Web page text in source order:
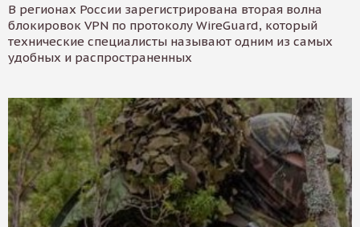
В регионах России зарегистрирована вторая волна
блокировок VPN по протоколу WireGuard, который
технические специалисты называют одним из самых
удобных и распространенных